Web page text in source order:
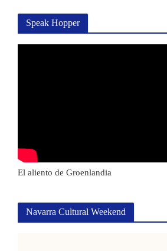
Speak Hopper
El aliento de Groenlandia
Navarra Cultural Weekend